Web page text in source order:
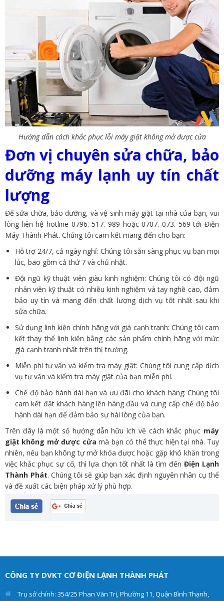
Hướng dẫn cách khắc phục lỗi máy giặt không mở được cửa
Đơn vị chuyên sửa chữa, bảo
dưỡng máy lạnh uy tín chất
lượng
Để sửa chữa, bảo dưỡng, và vệ sinh máy giặt tại nhà của bạn, vui
lòng liên hệ hotline 0796. 517. 989 hoặc 0707. 073. 569 tới Điện
Máy Thành Phát. Chúng tôi cam kết mang đến cho bạn:
Hỗ trợ 24/7, cả ngày nghỉ: Chúng tôi sẵn sàng phục vụ bạn mọi
lúc, bao gồm cả thứ 7 và chủ nhật.
Đội ngũ kỹ thuật viên giàu kinh nghiệm: Chúng tôi có đội ngũ
nhân viên kỹ thuật có nhiều kinh nghiệm và tay nghề cao, đảm
bảo uy tín và mang đến chất lượng dịch vụ tốt nhất sau khi
sửa chữa.
Sử dụng linh kiện chính hãng với giá cạnh tranh: Chúng tôi cam
kết thay thế linh kiện bằng các sản phẩm chính hãng với mức
giá cạnh tranh nhất trên thị trường.
Miễn phí tư vấn và kiểm tra máy giặt: Chúng tôi cung cấp dịch
vụ tư vấn và kiểm tra máy giặt của bạn miễn phí.
Chế độ bảo hành dài hạn và ưu đãi cho khách hàng: Chúng tôi
cam kết đặt khách hàng lên hàng đầu và cung cấp chế độ bảo
hành dài hạn để đảm bảo sự hài lòng của bạn.
Trên đây là một số hướng dẫn hữu ích về cách khắc phục máy
giặt không mở được cửa mà bạn có thể thực hiện tại nhà. Tuy
nhiên, nếu bạn không tự mở khóa được hoặc gặp khó khăn trong
việc khắc phục sự cố, thì lựa chọn tốt nhất là tìm đến Điện Lạnh
Thành Phát. Chúng tôi sẽ giúp bạn xác định nguyên nhân cụ thể
và đề xuất các biện pháp xử lý phù hợp.
CÔNG TY DVKT CƠ ĐIỆN LẠNH THÀNH PHÁT
Trụ sở chính: 354/25 Phan Văn Trị, Phường 11, Quận Bình Thạnh,